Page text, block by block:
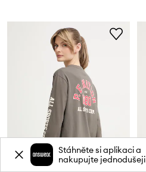
Stáhněte si aplikaci a
nakupujte jednodušeji